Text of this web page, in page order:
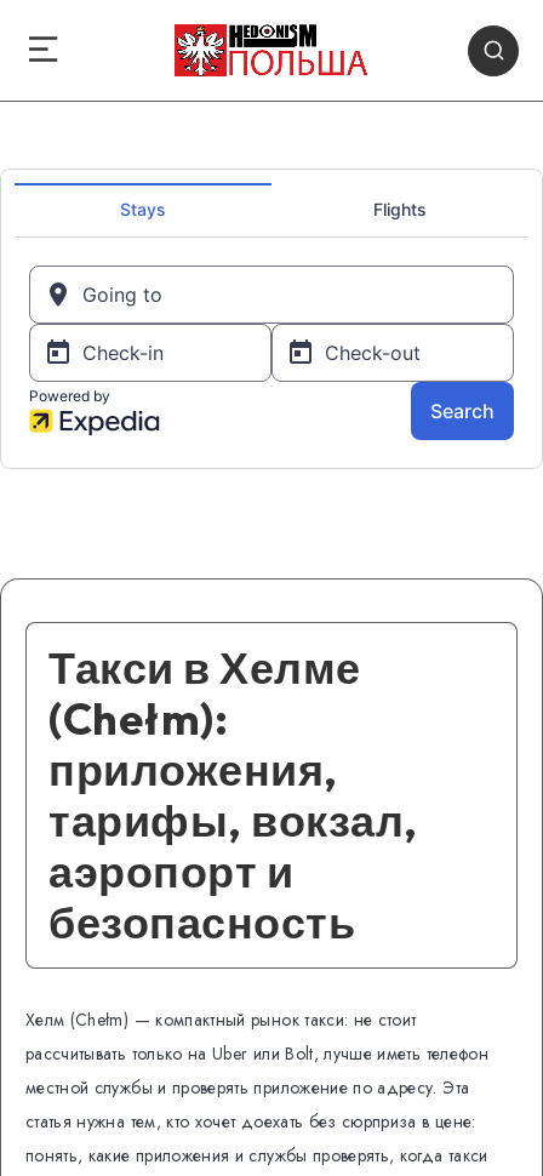
Такси в Хелме
(Chełm):
приложения,
тарифы, вокзал,
аэропорт и
безопасность
Хелм (Chełm) — компактный рынок такси: не стоит
рассчитывать только на Uber или Bolt, лучше иметь телефон
местной службы и проверять приложение по адресу. Эта
статья нужна тем, кто хочет доехать без сюрприза в цене:
понять, какие приложения и службы проверять, когда такси